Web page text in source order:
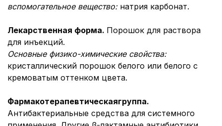
вспомогательное вещество: натрия карбонат.
Лекарственная форма. Порошок для раствора
для инъекций.
Основные физико-химические свойства:
кристаллический порошок белого или белого с
кремоватым оттенком цвета.
Фармакотерапевтическаягруппа.
Антибактериальные средства для системного